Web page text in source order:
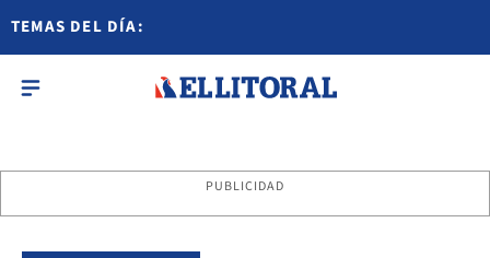
TEMAS DEL DÍA:
PUBLICIDAD